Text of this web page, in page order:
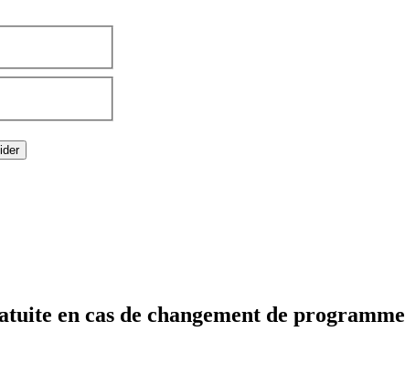
en cas de changement de programme